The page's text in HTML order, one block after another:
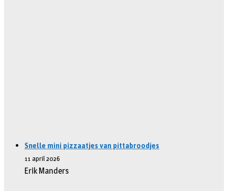
Snelle mini pizzaatjes van pittabroodjes
11 april 2026
Erik Manders